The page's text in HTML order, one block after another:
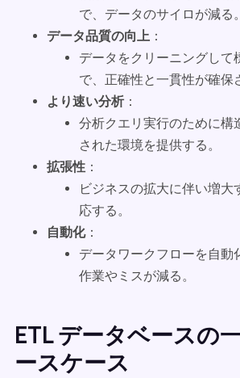
で、データのサイロが減る。
データ品質の向上 ：
データをクリーニングして
で、正確性と一貫性が確保
より速い分析 ：
分析クエリ実行のために構
された環境を提供する。
拡張性 ：
ビジネスの拡大に伴い増大
応する。
自動化：
データワークフローを自動
作業やミスが減る。
ETL データベースの
ースケース